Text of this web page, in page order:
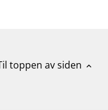
toppen av siden expand_less